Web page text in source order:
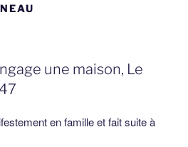
une maison, Le
en famille et fait suite à